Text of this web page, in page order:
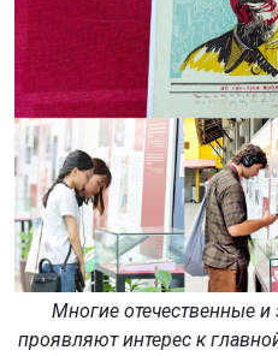
Многие отечественные
проявляют интерес к